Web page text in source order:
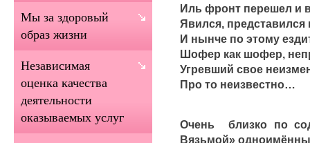
Иль фронт перешел и
Явился,
И нынче по этому
Шофер как шофер,
Угревший свое
Про то неизвестно…
Очень близко по
Вязьмой»
Мы за здоровый
образ жизни
Независимая
оценка качества
деятельности
оказываемых услуг